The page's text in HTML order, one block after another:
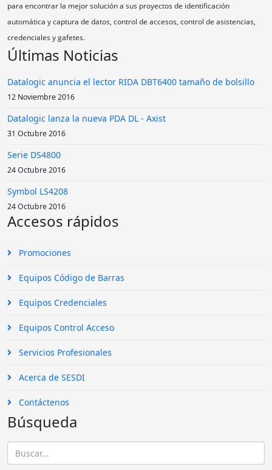
para encontrar la mejor solución a sus proyectos de identificación
automática y captura de datos, control de accesos, control de asistencias,
credenciales y gafetes.
Últimas Noticias
Datalogic anuncia el lector RIDA DBT6400 tamaño de bolsillo
12 Noviembre 2016
Datalogic lanza la nueva PDA DL - Axist
31 Octubre 2016
Serie DS4800
24 Octubre 2016
Symbol LS4208
24 Octubre 2016
Accesos rápidos
Promociones
Equipos Código de Barras
Equipos Credenciales
Equipos Control Acceso
Servicios Profesionales
Acerca de SESDI
Contáctenos
Búsqueda